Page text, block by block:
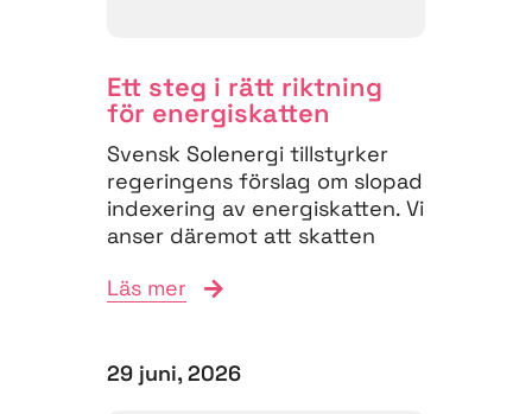
Ett steg i rätt riktning
för energiskatten
Svensk Solenergi tillstyrker
regeringens förslag om slopad
indexering av energiskatten. Vi
anser däremot att skatten
att...
Läs mer
29 juni, 2026